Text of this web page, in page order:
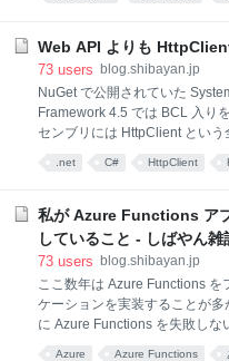
5GHz が全く飛んでいない場所
下のように希望する Wi-Fi ルー
たのですが、Wi-Fi 6E 解禁のタ
ので買ったという話です。
に対応しつつ、10GbE が 2 つ
ーがこの世に存在していない疑
しています。 OCN バーチャ
回も
Web API よりも
73 users blog.shibayan.jp
NuGet で公開されていた
Framework 4.5 では BCL 入り
センブリには HttpClient という
ASP.NET Web API 向けに
なレベルじゃないぐらい高機
すよ。 REST 対応 HttpClient に
HTTP 通信用のメソッドは以下
動詞です。これで RESTful な
が出来るし、HttpWebRequest
文字列で指
.net C# HttpClient
私が Azure Functions ア
していること - しばやん雑
73 users blog.shibayan.jp
ここ数年は Azure Functions を
ケーションを実装することが
に Azure Functions を失敗しな
かってくるので、ここらでち
Azure Azure Functions